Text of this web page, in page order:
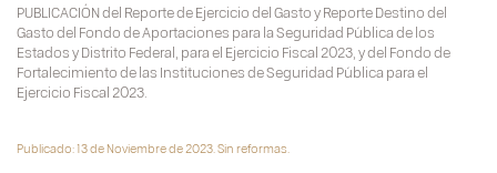
PUBLICACIÓN del Reporte de Ejercicio del Gasto y Reporte Destino del
Gasto del Fondo de Aportaciones para la Seguridad Pública de los
Estados y Distrito Federal, para el Ejercicio Fiscal 2023, y del Fondo de
Fortalecimiento de las Instituciones de Seguridad Pública para el
Ejercicio Fiscal 2023.
Publicado: 13 de Noviembre de 2023. Sin reformas.